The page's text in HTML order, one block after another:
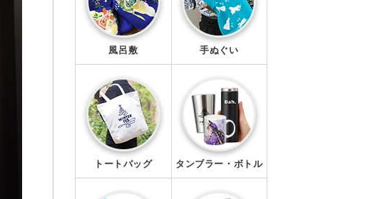
風呂敷 手ぬぐい
トートバッグ タンブラー・ボトル